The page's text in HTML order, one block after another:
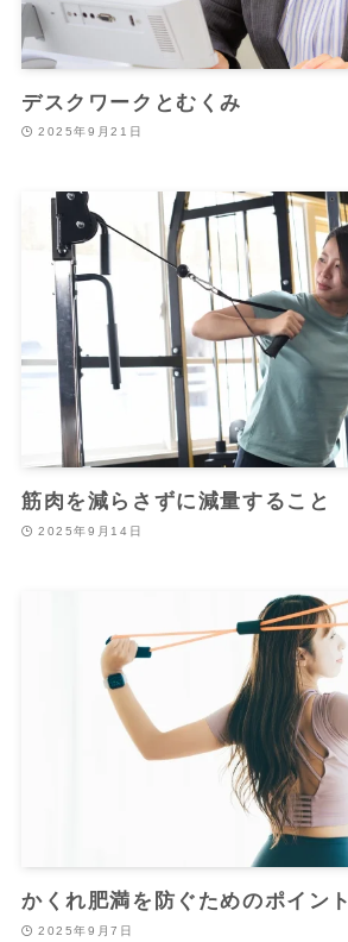
デスクワークとむくみ
2025年9月21日
筋肉を減らさずに減量すること
2025年9月14日
かくれ肥満を防ぐためのポイント
2025年9月7日